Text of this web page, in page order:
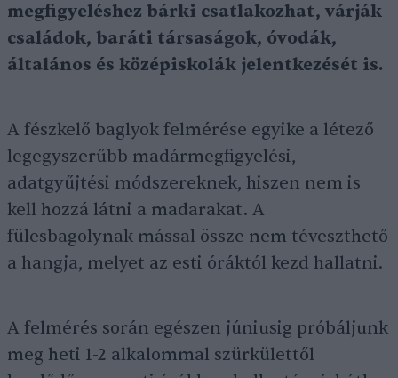
megfigyeléshez bárki csatlakozhat, várják
családok, baráti társaságok, óvodák,
általános és középiskolák jelentkezését is.
A fészkelő baglyok felmérése egyike a létező
legegyszerűbb madármegfigyelési,
adatgyűjtési módszereknek, hiszen nem is
kell hozzá látni a madarakat. A
fülesbagolynak mással össze nem téveszthető
a hangja, melyet az esti óráktól kezd hallatni.
A felmérés során egészen júniusig próbáljunk
meg heti 1-2 alkalommal szürkülettől